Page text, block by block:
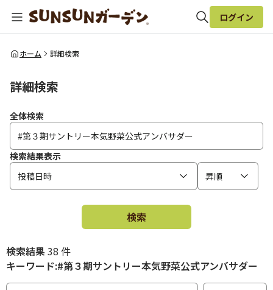
全体検索
ログイン
ホーム 詳細検索
詳細検索
全体検索
検索結果表示
投稿日時
昇順
検索
検索結果38 件
キーワード:#第３期サントリー本気野菜公式アンバサダー